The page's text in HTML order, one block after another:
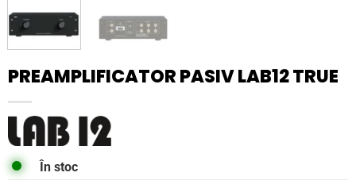
PREAMPLIFICATOR PASIV LAB12 TRUE
În stoc